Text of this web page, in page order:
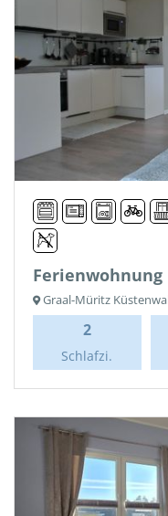
Ferienwohnung
Graal-Müritz
2
Schlafzi.